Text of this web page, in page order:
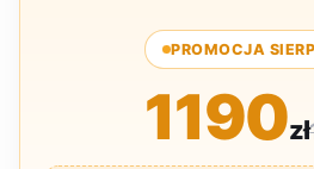
PROMOCJA
1190zł